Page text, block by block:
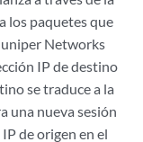
los paquetes que
Networks
IP de destino
se traduce a la
una nueva sesión
de origen en el